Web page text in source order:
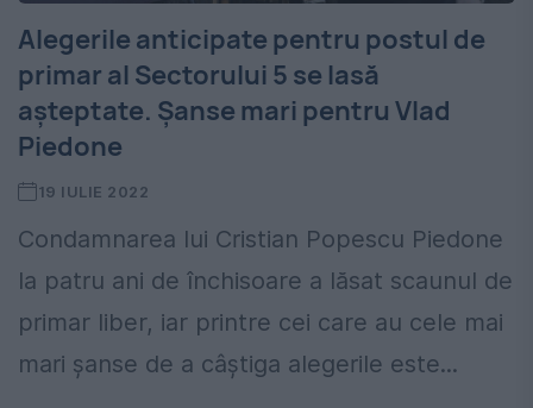
Alegerile anticipate pentru postul de
primar al Sectorului 5 se lasă
așteptate. Șanse mari pentru Vlad
Piedone
19 IULIE 2022
Condamnarea lui Cristian Popescu Piedone
la patru ani de închisoare a lăsat scaunul de
primar liber, iar printre cei care au cele mai
mari șanse de a câștiga alegerile este...